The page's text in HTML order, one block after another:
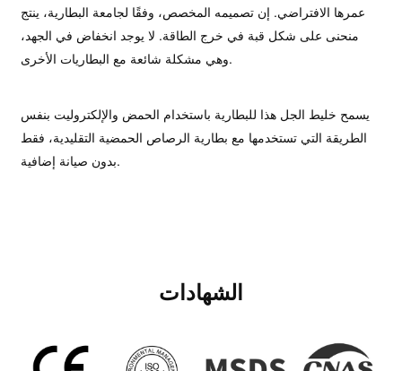
عمرها الافتراضي. إن تصميمه المخصص، وفقًا لجامعة البطارية، ينتج
منحنى على شكل قبة في خرج الطاقة. لا يوجد انخفاض في الجهد،
وهي مشكلة شائعة مع البطاريات الأخرى.
يسمح خليط الجل هذا للبطارية باستخدام الحمض والإلكتروليت بنفس
الطريقة التي تستخدمها مع بطارية الرصاص الحمضية التقليدية، فقط
بدون صيانة إضافية.
الشهادات